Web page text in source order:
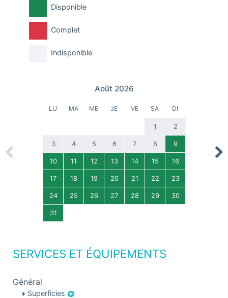
Disponible
Complet
Indisponible
Previous
Août 2026
LU MA ME JE VE SA DI
1 2
3 4 5 6 7 8 9
10 11 12 13 14 15 16
17 18 19 20 21 22 23
24 25 26 27 28 29 30
31
SERVICES ET ÉQUIPEMENTS
Général
Superficies